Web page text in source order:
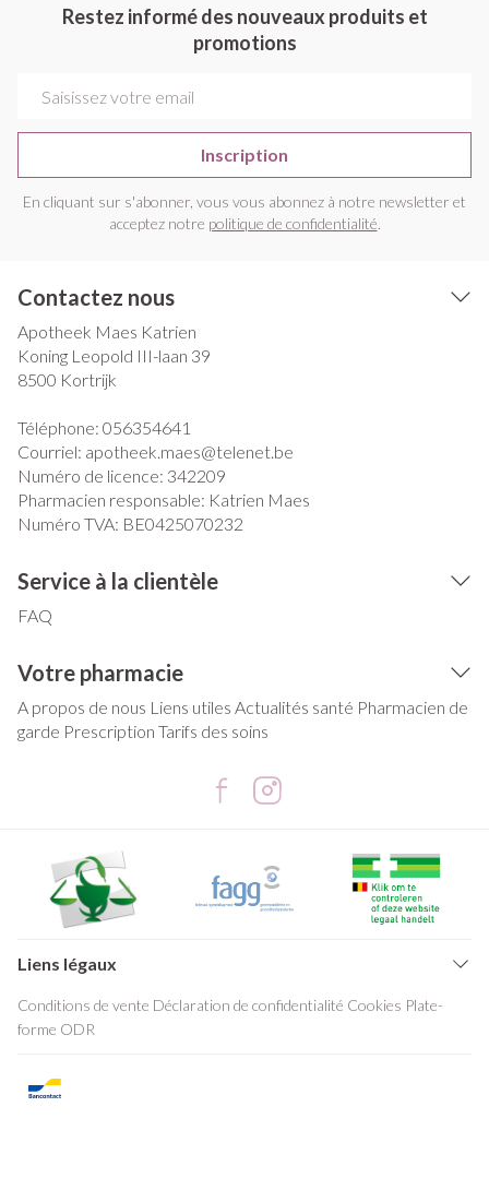
Restez informé des nouveaux produits et
promotions
Inscription
En cliquant sur s'abonner, vous vous abonnez à notre newsletter et
acceptez notre politique de confidentialité.
Contactez nous
Apotheek Maes Katrien
Koning Leopold III-laan 39
8500 Kortrijk
Téléphone: 056354641
Courriel: apotheek.maes@telenet.be
Numéro de licence: 342209
Pharmacien responsable: Katrien Maes
Numéro TVA: BE0425070232
Service à la clientèle
FAQ
Votre pharmacie
A propos de nous Liens utiles Actualités santé Pharmacien de
garde Prescription Tarifs des soins
Liens légaux
Conditions de vente Déclaration de confidentialité Cookies Plate-
forme ODR